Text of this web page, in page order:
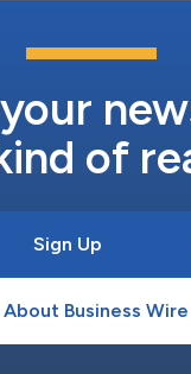
of
Sign Up
About Business Wire